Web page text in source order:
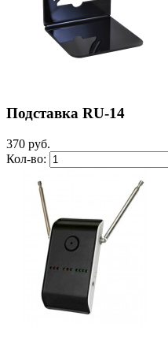
Подставка RU-14
370 руб.
Кол-во: